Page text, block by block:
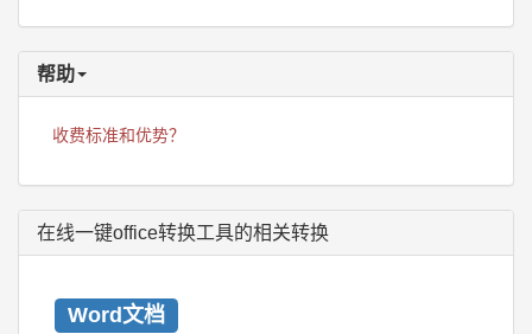
帮助
收费标准和优势？
在线一键office转换工具的相关转换
Word文档